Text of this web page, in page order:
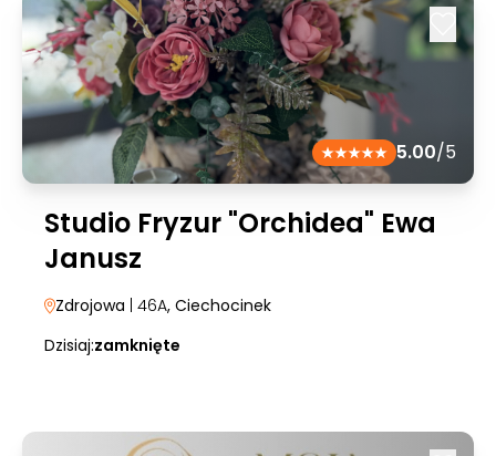
5.00/5
Studio Fryzur "Orchidea" Ewa
Janusz
Zdrojowa | 46A, Ciechocinek
Dzisiaj:zamknięte